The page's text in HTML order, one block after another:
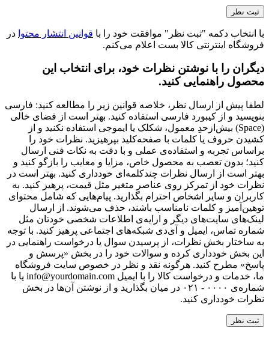
با انتخاب دکمه "ثبت نظر" موافقت خود را با قوانین انتشار محتوا در
فروشگاه اینترنتی کالا بست اعلام می‌کنم.
دیگران را با نوشتن نظرات خود، برای انتخاب این
محصول راهنمایی کنید.
لطفا پیش از ارسال نظر، خلاصه قوانین زیر را مطالعه کنید: فارسی
بنویسید و از کیبورد فارسی استفاده کنید. بهتر است از فضای خالی
(Space) بیش‌از‌حدِ معمول، شکلک یا ایموجی استفاده نکنید و از
کشیدن حروف یا کلمات با صفحه‌کلید بپرهیزید. نظرات خود را
براساس تجربه و استفاده‌ی عملی و با دقت به نکات فنی ارسال
کنید؛ بدون تعصب به محصول خاص، مزایا و معایب را بازگو کنید و
بهتر است از ارسال نظرات چندکلمه‌‌ای خودداری کنید. بهتر است در
نظرات خود از تمرکز روی عناصر متغیر مثل قیمت، پرهیز کنید. به
کاربران و سایر اشخاص احترام بگذارید. پیام‌هایی که شامل محتوای
توهین‌آمیز و کلمات نامناسب باشند، حذف می‌شوند. از ارسال
لینک‌های سایت‌های دیگر و ارایه‌ی اطلاعات شخصی خودتان مثل
شماره تماس، ایمیل و آی‌دی شبکه‌های اجتماعی پرهیز کنید. با توجه
به ساختار بخش نظرات، از پرسیدن سوال یا درخواست راهنمایی در
این بخش خودداری کرده و سوالات خود را در بخش «پرسش و
پاسخ» مطرح کنید. هرگونه نقد و نظر در خصوص سایت فروشگاه
ما، خدمات و درخواست کالا را با ایمیل info@yourdomain.com یا با
شماره‌ی ۰۰۰۰ - ۰۲۱ در میان بگذارید و از نوشتن آن‌ها در بخش
نظرات خودداری کنید.
ثبت نظر